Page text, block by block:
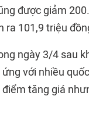
được giảm
ra 101,9 triệu
ngày 3/4 sau
với nhiều
tăng giá